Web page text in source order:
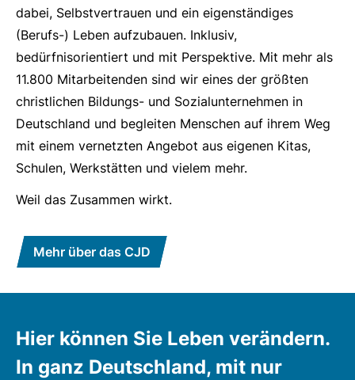
dabei, Selbstvertrauen und ein eigenständiges
(Berufs-) Leben aufzubauen. Inklusiv,
bedürfnisorientiert und mit Perspektive. Mit mehr als
11.800 Mitarbeitenden sind wir eines der größten
christlichen Bildungs- und Sozialunternehmen in
Deutschland und begleiten Menschen auf ihrem Weg
mit einem vernetzten Angebot aus eigenen Kitas,
Schulen, Werkstätten und vielem mehr.
Weil das Zusammen wirkt.
Mehr über das CJD
Hier können Sie Leben verändern.
In ganz Deutschland, mit nur